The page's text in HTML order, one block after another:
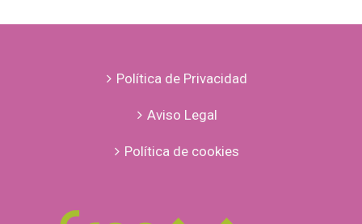
Política de Privacidad
Aviso Legal
Política de cookies